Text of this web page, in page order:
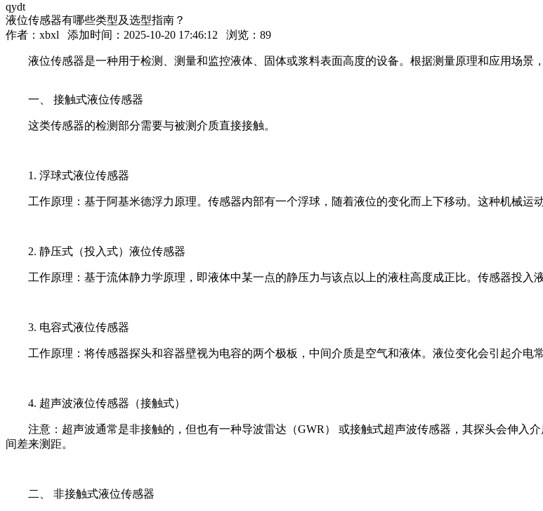
qydt
液位传感器有哪些类型及选型指南？
作者： xbxl 添加时间：2025-10-20 17:46:12 浏览： 89
液位传感器是一种用于检测、测量和监控液体、固体或浆料表面高度的设备。根据测量原理和应用场景
一、 接触式液位传感器
这类传感器的检测部分需要与被测介质直接接触。
1. 浮球式液位传感器
工作原理：基于阿基米德浮力原理。传感器内部有一个浮球，随着液位的变化而上下移动。这种机械运
2. 静压式（投入式）液位传感器
工作原理：基于流体静力学原理，即液体中某一点的静压力与该点以上的液柱高度成正比。传感器投入
3. 电容式液位传感器
工作原理：将传感器探头和容器壁视为电容的两个极板，中间介质是空气和液体。液位变化会引起介电
4. 超声波液位传感器（接触式）
注意：超声波通常是非接触的，但也有一种导波雷达（GWR） 或接触式超声波传感器，其探头会伸入
间差来测距。
二、 非接触式液位传感器